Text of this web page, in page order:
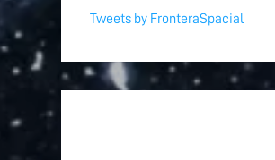
Tweets by FronteraSpacial